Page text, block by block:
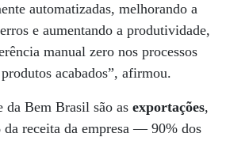
automatizadas, melhorando a
e aumentando a produtividade,
manual zero nos processos
acabados”, afirmou.
Bem Brasil são as exportações,
da receita da empresa — 90% dos